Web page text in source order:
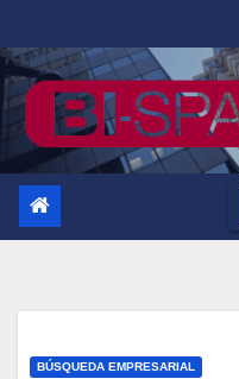
al
contenido
BÚSQUEDA EMPRESARIAL